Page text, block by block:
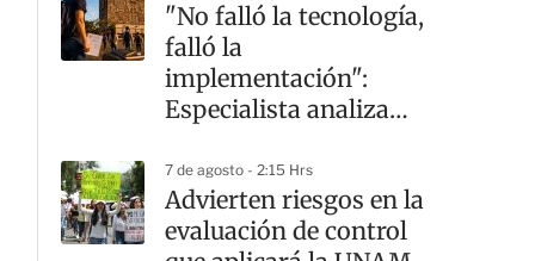
"No falló la tecnología,
falló la
implementación":
Especialista analiza
7 de agosto - 2:15 Hrs
Advierten riesgos en la
evaluación de control